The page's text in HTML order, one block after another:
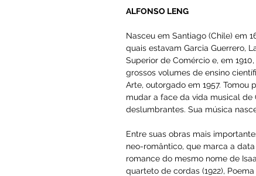
3. HEITOR VILLA-LOBOS -
FACE B
1. MANUEL ENRIQUEZ -
2. CORIÚN AHARONIAN -
3. LUIS MUCILLO - ... selva
ALFONSO LENG
Nasceu em Santiago
quais estavam Garcia